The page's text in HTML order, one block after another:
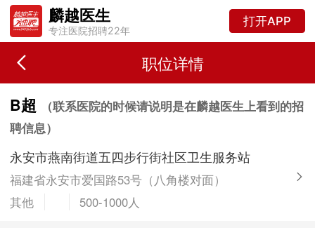
麟越医生
专注医院招聘22年
打开APP
职位详情
B超
（联系医院的时候请说明是在麟越医生上看到的招
聘信息）
永安市燕南街道五四步行街社区卫生服务站
福建省永安市爱国路53号（八角楼对面）
其他
500-1000人